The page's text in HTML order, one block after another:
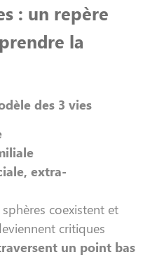
: un repère
la
des 3 vies
extra-
coexistent et
critiques
un point bas